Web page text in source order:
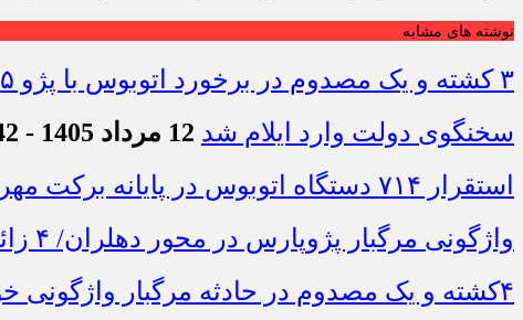
نوشته های مشابه
۳ کشته و یک مصدوم در برخورد اتوبوس با پژو ۴۰۵ در محور دشت‌عباس–دهلران
سخنگوی دولت وارد ایلام شد 12 مرداد 1405 - 7:42
استقرار ۷۱۴ دستگاه اتوبوس در پایانه برکت مهران برای بازگشت زائران اربعین+تصاویر
واژگونی مرگبار پژوپارس در محور دهلران/ ۴ زائر اربعین جان باختند
۴کشته و یک مصدوم در حادثه مرگبار واژگونی خودرو پژو پارس در دهلران